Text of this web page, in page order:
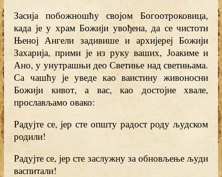
Засија побожношћу својом Богоотроковица,
када је у храм Божији увођена, да се чистоти
Њеној Ангели задивише и архијереј Божији
Захарија, прими је из руку ваших, Јоакиме и
Ано, у унутрашњи део Светиње над светињама.
Са чашћу је уведе као ваистину живоносни
Божији кивот, а вас, као достојне хвале,
прослављамо овако:
Радујте се, јер сте општу радост роду људском
родили!
Радујте се, јер сте заслужну за обновљење људи
васпитали!